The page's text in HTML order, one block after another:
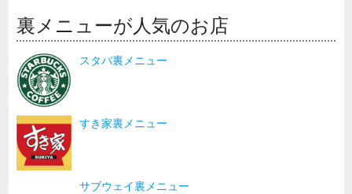
裏メニューが人気のお店
スタバ裏メニュー
すき家裏メニュー
サブウェイ裏メニュー